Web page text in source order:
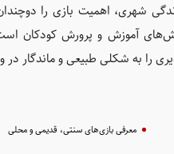
شهری، اهمیت بازی را
آموزش و پرورش کودکان
را به شکلی طبیعی و ماندگار
معرفی بازی‌های سنتی، قدیمی و محلی